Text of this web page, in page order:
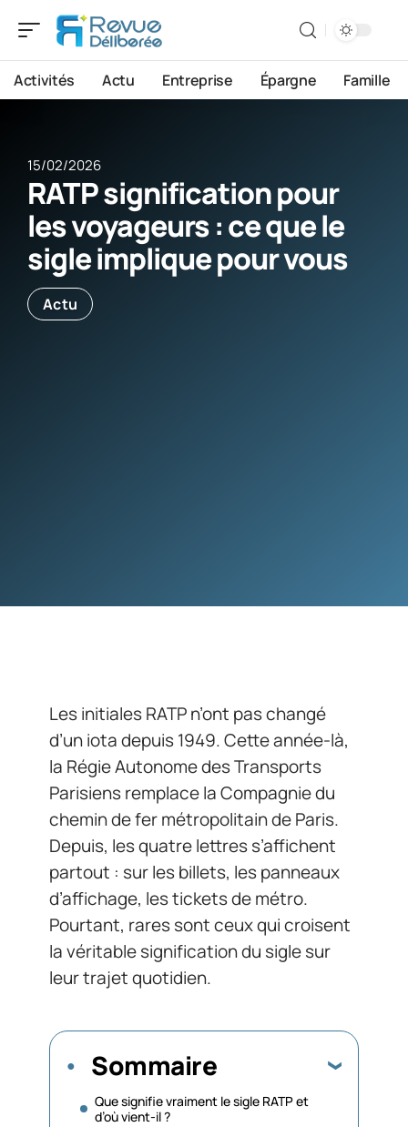
Activités Actu Entreprise Épargne Famille
15/02/2026
RATP signification pour
les voyageurs : ce que le
sigle implique pour vous
Actu
Les initiales RATP n’ont pas changé
d’un iota depuis 1949. Cette année-là,
la Régie Autonome des Transports
Parisiens remplace la Compagnie du
chemin de fer métropolitain de Paris.
Depuis, les quatre lettres s’affichent
partout : sur les billets, les panneaux
d’affichage, les tickets de métro.
Pourtant, rares sont ceux qui croisent
la véritable signification du sigle sur
leur trajet quotidien.
Sommaire
Que signifie vraiment le sigle RATP et
d’où vient-il ?